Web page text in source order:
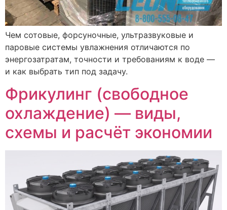
Чем сотовые, форсуночные, ультразвуковые и
паровые системы увлажнения отличаются по
энергозатратам, точности и требованиям к воде —
и как выбрать тип под задачу.
Фрикулинг (свободное
охлаждение) — виды,
схемы и расчёт экономии